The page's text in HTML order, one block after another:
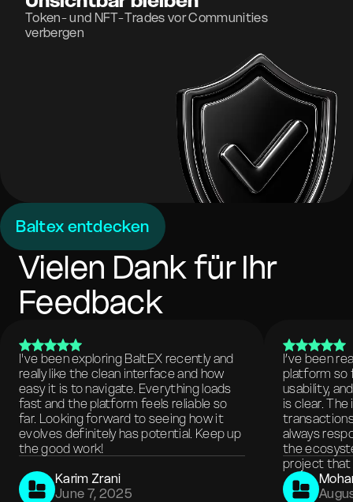
Token- und NFT-Trades vor Communities
verbergen
Baltex entdecken
Vielen Dank für Ihr
Feedback
I've been exploring BaltEX recently and
really like the clean interface and how
easy it is to navigate. Everything loads
fast and the platform feels reliable so
far. Looking forward to seeing how it
evolves definitely has potential. Keep up
the good work!
Karim Zrani
June 7, 2025
I’ve been
platform so
usability,
is clear.
always
the
project that